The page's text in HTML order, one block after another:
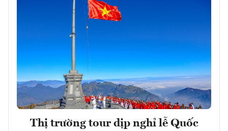
Thị trường tour dịp nghỉ lễ Quốc